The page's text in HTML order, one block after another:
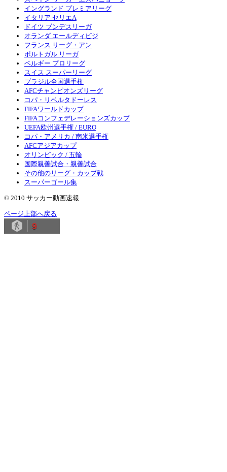
イングランド プレミアリーグ
イタリア セリエA
ドイツ ブンデスリーガ
オランダ エールディビジ
フランス リーグ・アン
ポルトガル リーガ
ベルギー プロリーグ
スイス スーパーリーグ
ブラジル全国選手権
AFCチャンピオンズリーグ
コパ・リベルタドーレス
FIFAワールドカップ
FIFAコンフェデレーションズカップ
UEFA欧州選手権 / EURO
コパ・アメリカ / 南米選手権
AFCアジアカップ
オリンピック / 五輪
国際親善試合・親善試合
その他のリーグ・カップ戦
スーパーゴール集
© 2010 サッカー動画速報
ページ上部へ戻る
9